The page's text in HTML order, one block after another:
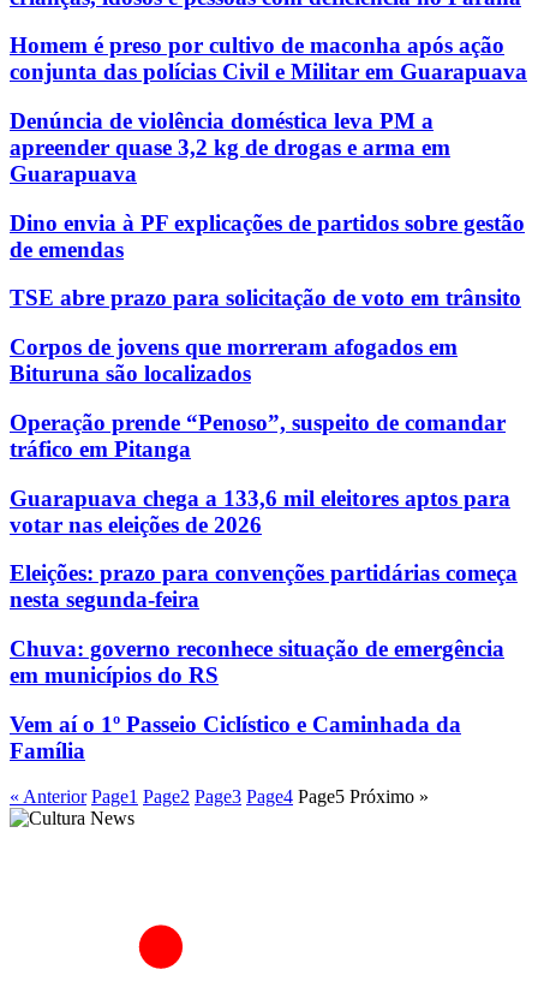
Homem é preso por cultivo de maconha após ação
conjunta das polícias Civil e Militar em Guarapuava
Denúncia de violência doméstica leva PM a
apreender quase 3,2 kg de drogas e arma em
Guarapuava
Dino envia à PF explicações de partidos sobre gestão
de emendas
TSE abre prazo para solicitação de voto em trânsito
Corpos de jovens que morreram afogados em
Bituruna são localizados
Operação prende “Penoso”, suspeito de comandar
tráfico em Pitanga
Guarapuava chega a 133,6 mil eleitores aptos para
votar nas eleições de 2026
Eleições: prazo para convenções partidárias começa
nesta segunda-feira
Chuva: governo reconhece situação de emergência
em municípios do RS
Vem aí o 1º Passeio Ciclístico e Caminhada da
Família
« Anterior Page1 Page2 Page3 Page4 Page5 Próximo »